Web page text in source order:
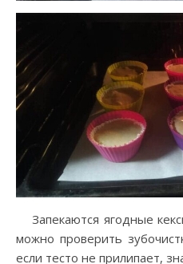
Запекаются ягодные
можно проверить
если тесто не прилипает,